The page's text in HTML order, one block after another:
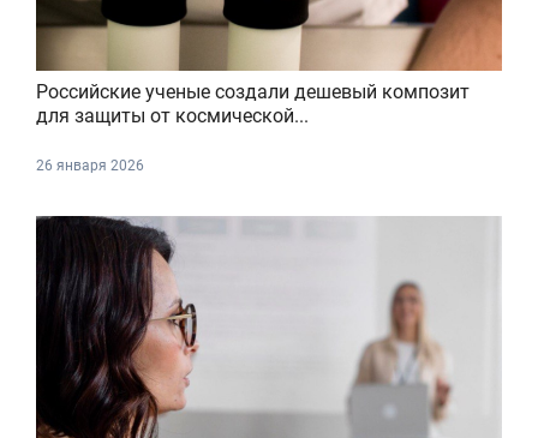
Российские ученые создали дешевый композит
для защиты от космической...
26 января 2026